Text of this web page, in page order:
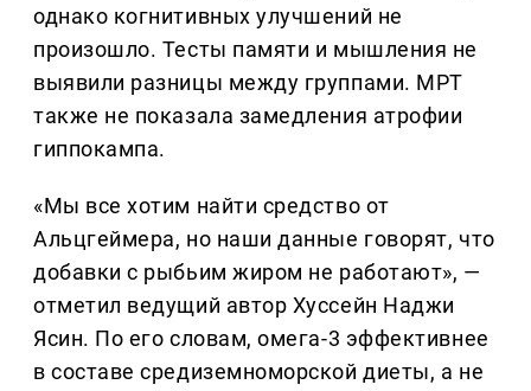
однако когнитивных улучшений не
произошло. Тесты памяти и мышления не
выявили разницы между группами. МРТ
также не показала замедления атрофии
гиппокампа.
«Мы все хотим найти средство от
Альцгеймера, но наши данные говорят, что
добавки с рыбьим жиром не работают», —
отметил ведущий автор Хуссейн Наджи
Ясин. По его словам, омега-3 эффективнее
в составе средиземноморской диеты, а не